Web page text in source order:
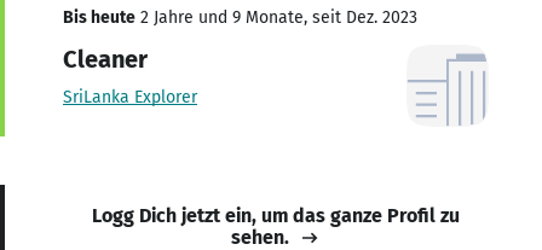
Bis heute 2 Jahre und 9 Monate, seit Dez. 2023
Cleaner
SriLanka Explorer
Logg Dich jetzt ein, um das ganze Profil zu
sehen.